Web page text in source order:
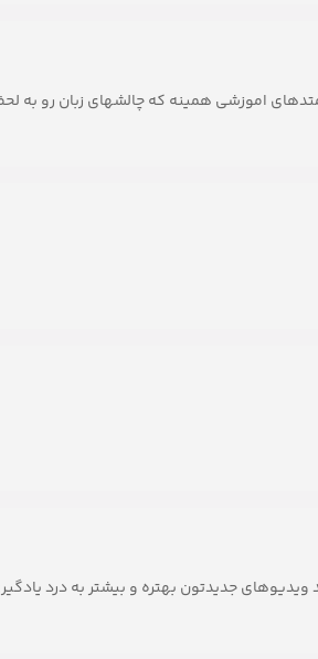
اموزشی همینه که چالشهای زبان رو به
جدیدتون بهتره و بیشتر به درد